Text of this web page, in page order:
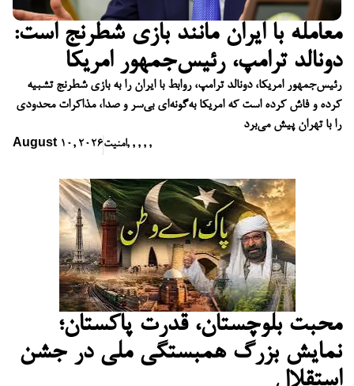
معامله با ایران مانند بازی شطرنج است:
دونالد ترامپ، رئیس‌جمهور امریکا
رئیس‌جمهور امریکا، دونالد ترامپ، روابط با ایران را به بازی شطرنج تشبیه
کرده و فاش کرده است که امریکا به‌گونه‌ای بی‌سر و صدا، مذاکرات محدودی
را با تهران پیش می‌برد
August 10, 2026امنیت, , , , ,
محبت بلوچستان، قدرت پاکستان؛
نمایش بزرگ همبستگی ملی در جشن